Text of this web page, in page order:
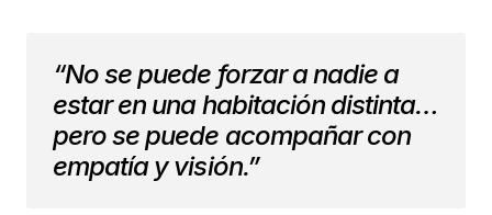
“No se puede forzar a nadie a
estar en una habitación distinta…
pero se puede acompañar con
empatía y visión.”